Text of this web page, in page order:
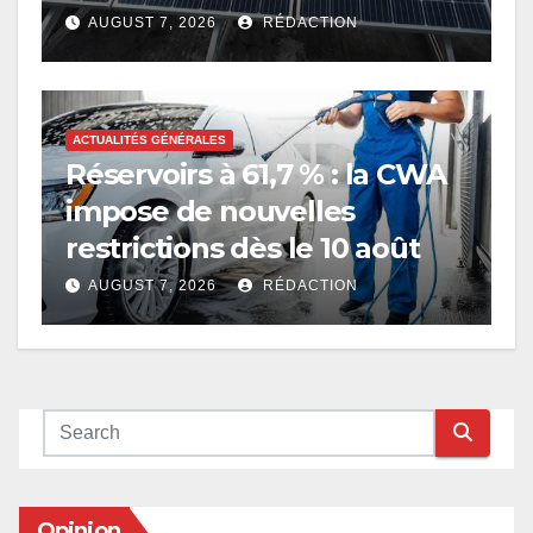
AUGUST 7, 2026 RÉDACTION
ACTUALITÉS GÉNÉRALES
Réservoirs à 61,7 % : la CWA
impose de nouvelles
restrictions dès le 10 août
AUGUST 7, 2026 RÉDACTION